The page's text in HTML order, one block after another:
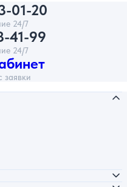
01-20
24/7
41-99
24/7
заявки